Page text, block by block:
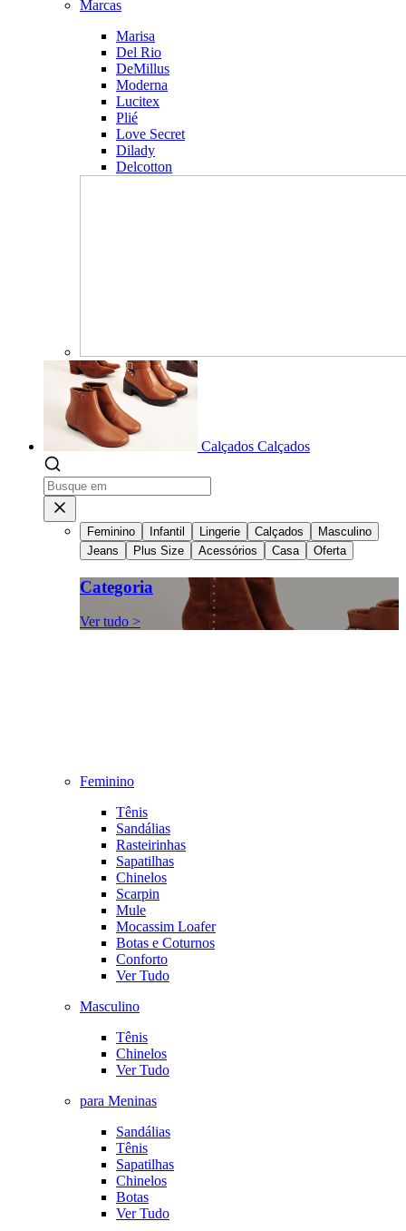
Marcas
Marisa
Del Rio
DeMillus
Moderna
Lucitex
Plié
Love Secret
Dilady
Delcotton
Calçados Calçados
Feminino Infantil Lingerie Calçados
Masculino
Jeans
Plus Size Acessórios Casa Oferta
Categoria
Ver tudo >
Feminino
Tênis
Sandálias
Rasteirinhas
Sapatilhas
Chinelos
Scarpin
Mule
Mocassim Loafer
Botas e Coturnos
Conforto
Ver Tudo
Masculino
Tênis
Chinelos
Ver Tudo
para Meninas
Sandálias
Tênis
Sapatilhas
Chinelos
Botas
Ver Tudo